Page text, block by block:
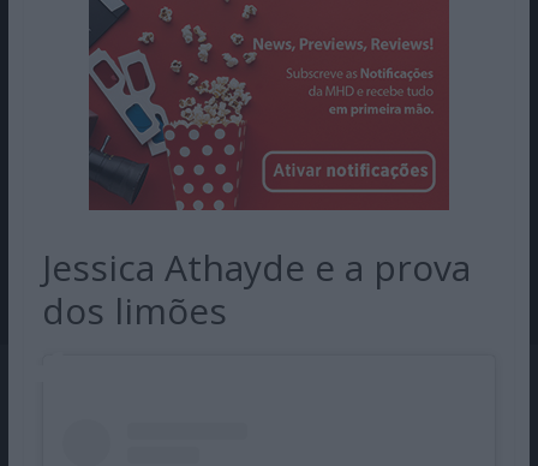
Jessica Athayde e a prova
dos limões